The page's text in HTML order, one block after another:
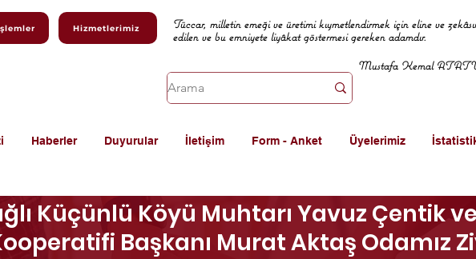
Hizmetlerimiz
Tüccar, milletin emeği ve üretimi kıymetlendirmek için eline ve
edilen ve bu emniyete liyâkat göstermesi gereken adamdır.
Mustafa Kemal
Haberler Duyurular İletişim Form - Anket Üyelerimiz
Küçünlü Köyü Muhtarı Yavuz Çentik ve
Başkanı Murat Aktaş Odamız